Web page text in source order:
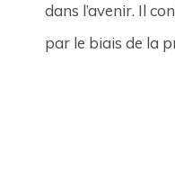
dans l’avenir. Il
par le biais de la